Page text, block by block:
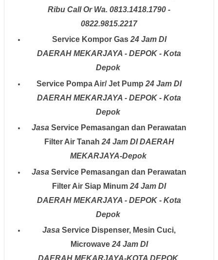
Ribu Call Or Wa. 0813.1418.1790 -
0822.9815.2217
Service Kompor Gas 24 Jam DI
DAERAH MEKARJAYA - DEPOK - Kota
Depok
Service Pompa Air/ Jet Pump 24 Jam DI
DAERAH MEKARJAYA - DEPOK - Kota
Depok
Jasa Service Pemasangan dan Perawatan
Filter Air Tanah 24 Jam DI DAERAH
MEKARJAYA-Depok
Jasa Service Pemasangan dan Perawatan
Filter Air Siap Minum 24 Jam DI
DAERAH MEKARJAYA - DEPOK - Kota
Depok
Jasa Service Dispenser, Mesin Cuci,
Microwave 24 Jam DI